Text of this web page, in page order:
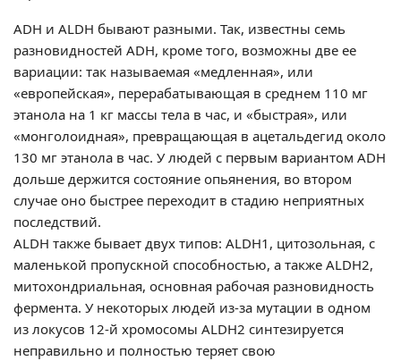
ADH и ALDH бывают разными. Так, известны семь
разновидностей ADH, кроме того, возможны две ее
вариации: так называемая «медленная», или
«европейская», перерабатывающая в среднем 110 мг
этанола на 1 кг массы тела в час, и «быстрая», или
«монголоидная», превращающая в ацетальдегид около
130 мг этанола в час. У людей с первым вариантом ADH
дольше держится состояние опьянения, во втором
случае оно быстрее переходит в стадию неприятных
последствий.
ALDH также бывает двух типов: ALDH1, цитозольная, с
маленькой пропускной способностью, а также ALDH2,
митохондриальная, основная рабочая разновидность
фермента. У некоторых людей из-за мутации в одном
из локусов 12-й хромосомы ALDH2 синтезируется
неправильно и полностью теряет свою